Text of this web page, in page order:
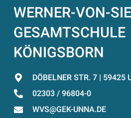
WERNER-VON-
GESAMTSCHULE
KÖNIGSBORN
DÖBELNER STR. 7 | 59425
02303 / 96804-0
WVS@GEK-UNNA.DE